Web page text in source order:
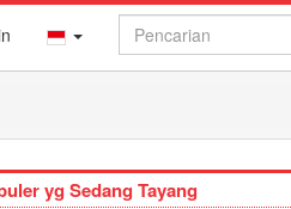
yg Sedang Tayang